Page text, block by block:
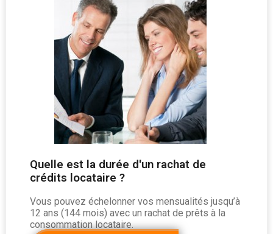
Quelle est la durée d'un rachat de
crédits locataire ?
Vous pouvez échelonner vos mensualités jusqu’à
12 ans (144 mois) avec un rachat de prêts à la
consommation locataire.